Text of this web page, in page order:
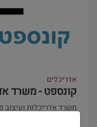
אדריכלים
קונספט - משרד
משרד אדריכלות ועיצוב